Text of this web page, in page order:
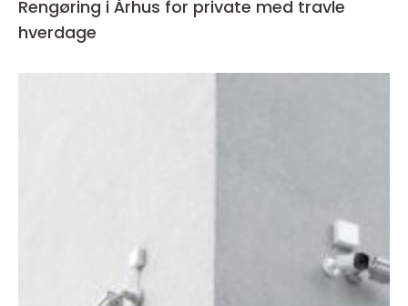
Rengøring i Århus for private med travle
hverdage